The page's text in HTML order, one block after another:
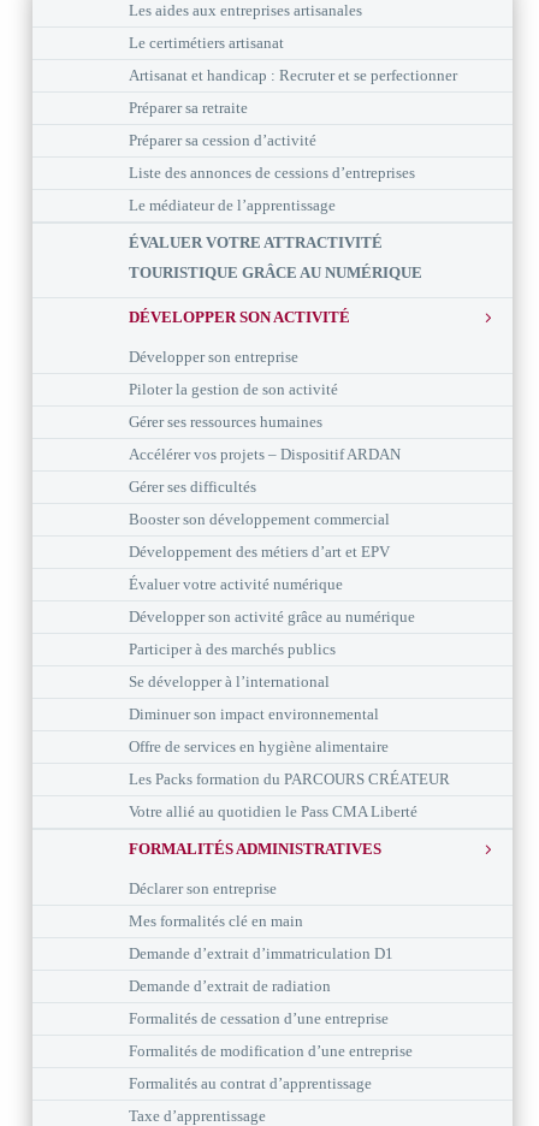
Les aides aux entreprises artisanales
Le certimétiers artisanat
Artisanat et handicap : Recruter et se perfectionner
Préparer sa retraite
Préparer sa cession d’activité
Liste des annonces de cessions d’entreprises
Le médiateur de l’apprentissage
ÉVALUER VOTRE ATTRACTIVITÉ
TOURISTIQUE GRÂCE AU NUMÉRIQUE
DÉVELOPPER SON ACTIVITÉ
Développer son entreprise
Piloter la gestion de son activité
Gérer ses ressources humaines
Accélérer vos projets – Dispositif ARDAN
Gérer ses difficultés
Booster son développement commercial
Développement des métiers d’art et EPV
Évaluer votre activité numérique
Développer son activité grâce au numérique
Participer à des marchés publics
Se développer à l’international
Diminuer son impact environnemental
Offre de services en hygiène alimentaire
Les Packs formation du PARCOURS CRÉATEUR
Votre allié au quotidien le Pass CMA Liberté
FORMALITÉS ADMINISTRATIVES
Déclarer son entreprise
Mes formalités clé en main
Demande d’extrait d’immatriculation D1
Demande d’extrait de radiation
Formalités de cessation d’une entreprise
Formalités de modification d’une entreprise
Formalités au contrat d’apprentissage
Taxe d’apprentissage